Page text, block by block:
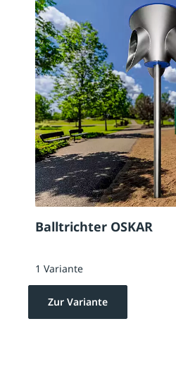
Balltrichter OSKAR
1 Variante
Zur Variante